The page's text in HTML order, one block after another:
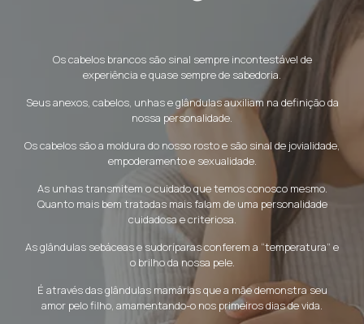
Os cabelos brancos são sinal sempre incontestável de
experiência e quase sempre de sabedoria.
Seus anexos, cabelos, unhas e glândulas auxiliam na definição da
nossa personalidade.
Os cabelos são a moldura do nosso rosto e são sinal de jovialidade,
empoderamento e sexualidade.
As unhas transmitem o cuidado que temos conosco mesmo.
Quanto mais bem tratadas mais falam de uma personalidade
cuidadosa e criteriosa.
As glândulas sebáceas e sudoríparas conferem a “temperatura” e
o brilho da nossa pele.
É através das glândulas mamárias que a mãe demonstra seu
amor pelo filho, amamentando-o nos primeiros dias de vida.